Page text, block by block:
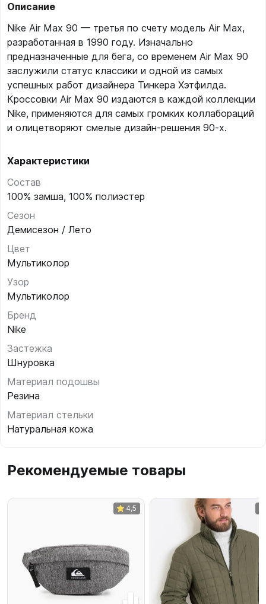
Описание
Nike Air Max 90 — третья по счету модель Air Max,
разработанная в 1990 году. Изначально
предназначенные для бега, со временем Air Max 90
заслужили статус классики и одной из самых
успешных работ дизайнера Тинкера Хэтфилда.
Кроссовки Air Max 90 издаются в каждой коллекции
Nike, применяются для самых громких коллабораций
и олицетворяют смелые дизайн-решения 90-х.
Характеристики
Состав
100% замша, 100% полиэстер
Сезон
Демисезон / Лето
Цвет
Мультиколор
Узор
Мультиколор
Бренд
Nike
Застежка
Шнуровка
Материал подошвы
Резина
Материал стельки
Натуральная кожа
Рекомендуемые товары
4,5